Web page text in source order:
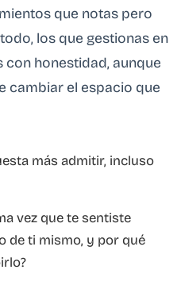
que notas pero
los que gestionas en
con honestidad, aunque
cambiar el espacio que
más admitir, incluso
vez que te sentiste
de ti mismo, y por qué